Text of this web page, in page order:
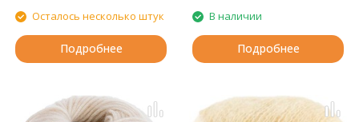
Осталось несколько штук
Подробнее
В наличии
Подробнее